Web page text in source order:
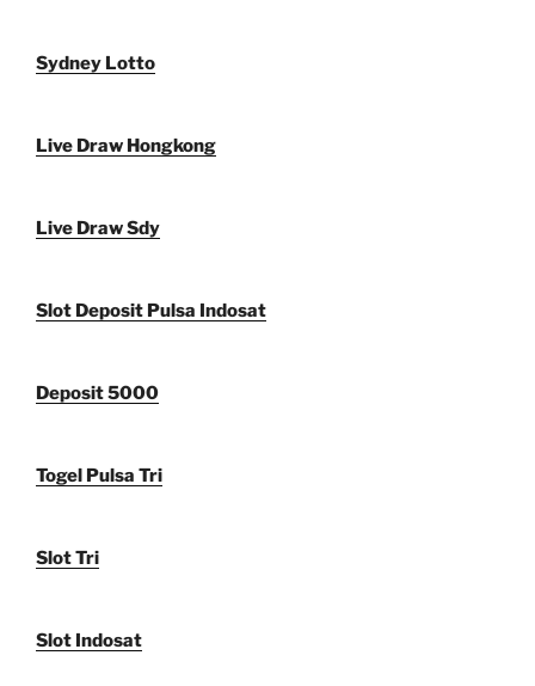
Sydney Lotto
Live Draw Hongkong
Live Draw Sdy
Slot Deposit Pulsa Indosat
Deposit 5000
Togel Pulsa Tri
Slot Tri
Slot Indosat